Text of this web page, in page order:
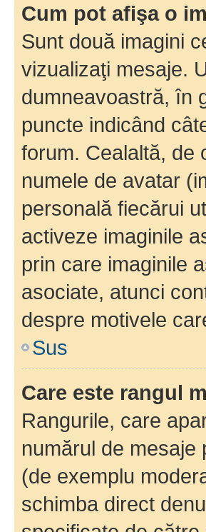
Cum pot afişa o
Sunt două imagini
vizualizaţi mesaje.
dumneavoastră, în
puncte indicând
forum. Cealaltă, de
numele de avatar
personală fiecărui
activeze imaginile
prin care imaginile
asociate, atunci
despre motivele
Sus
Care este rangul
Rangurile, care
numărul de mesaje
(de exemplu
schimba direct